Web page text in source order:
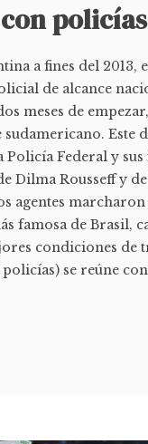
a fines del 2013,
de alcance
meses de
Este
Policía Federal y
Dilma Rousseff y
agentes
famosa de Brasil,
condiciones de
se reúne